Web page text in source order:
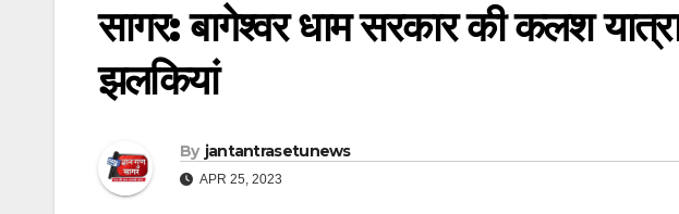
सागर: बागेश्वर धाम सरकार की कलश
झलकियां
By jantantrasetunews
APR 25, 2023